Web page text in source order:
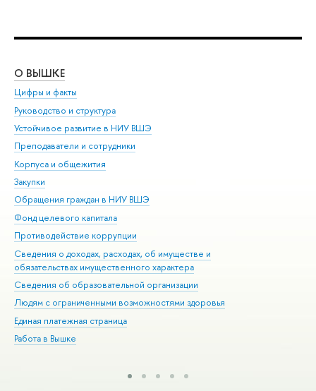
О ВЫШКЕ
Цифры и факты
Руководство и структура
Устойчивое развитие в НИУ ВШЭ
Преподаватели и сотрудники
Корпуса и общежития
Закупки
Обращения граждан в НИУ ВШЭ
Фонд целевого капитала
Противодействие коррупции
Сведения о доходах, расходах, об имуществе и
обязательствах имущественного характера
Сведения об образовательной организации
Людям с ограниченными возможностями здоровья
Единая платежная страница
Работа в Вышке